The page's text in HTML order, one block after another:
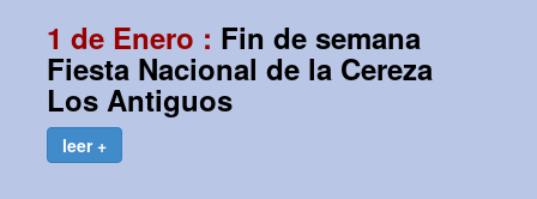
1 de Enero : Fin de semana
Fiesta Nacional de la Cereza
Los Antiguos
leer +